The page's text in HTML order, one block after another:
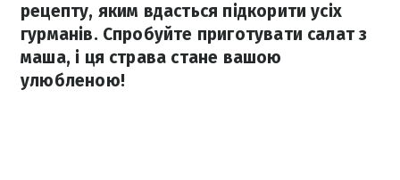
рецепту, яким вдасться підкорити усіх
гурманів. Спробуйте приготувати салат з
маша, і ця страва стане вашою
улюбленою!